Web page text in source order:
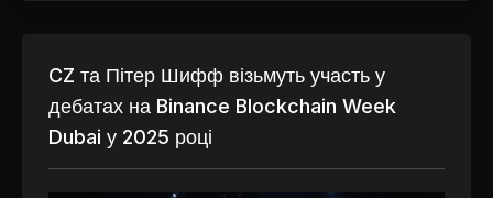
CZ та Пітер Шифф візьмуть участь у
дебатах на Binance Blockchain Week
Dubai у 2025 році